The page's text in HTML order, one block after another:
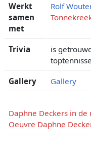
Werkt
samen
met
Rolf
Trivia
is
Gallery Gallery
Daphne Deckers in de
Oeuvre Daphne